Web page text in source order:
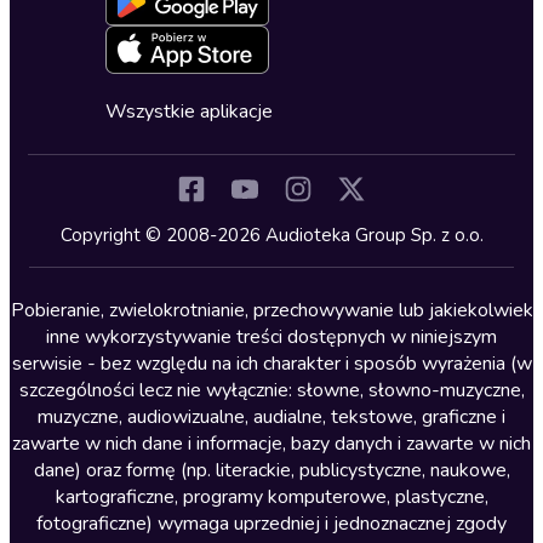
Kryminały
Lektury szkolne
Literatura anglojęzyczna
Literatura faktu
Literatura obyczajowa
Literatura piękna obca
Literatura piękna polska
Nagrania relaksacyjne
Deklaracja dostępności
Oferta dla firm i bibliotek
Zapowiedzi
Cykle audiobooków
Wszystkie aplikacje
Copyright © 2008-2026 Audioteka Group Sp. z o.o.
Pobieranie, zwielokrotnianie, przechowywanie lub jakiekolwiek
inne wykorzystywanie treści dostępnych w niniejszym
serwisie - bez względu na ich charakter i sposób wyrażenia (w
szczególności lecz nie wyłącznie: słowne, słowno-muzyczne,
muzyczne, audiowizualne, audialne, tekstowe, graficzne i
zawarte w nich dane i informacje, bazy danych i zawarte w nich
dane) oraz formę (np. literackie, publicystyczne, naukowe,
kartograficzne, programy komputerowe, plastyczne,
fotograficzne) wymaga uprzedniej i jednoznacznej zgody